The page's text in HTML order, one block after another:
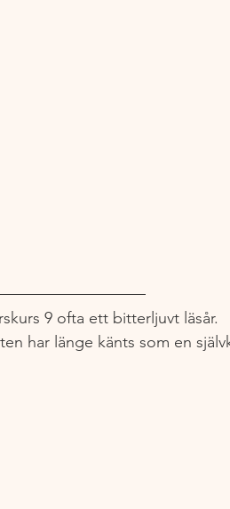
9 ofta ett bitterljuvt läsår.
har länge känts som en